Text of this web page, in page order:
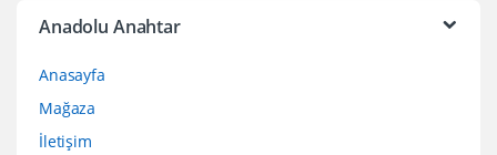
Anadolu Anahtar
Anasayfa
Mağaza
İletişim